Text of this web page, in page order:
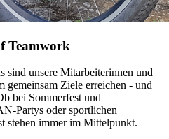
Teamwork
sind unsere Mitarbeiterinnen und
gemeinsam Ziele erreichen - und
bei Sommerfest und
Partys oder sportlichen
stehen immer im Mittelpunkt.